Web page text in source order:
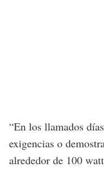
“En los llamados
exigencias o
alrededor de 100